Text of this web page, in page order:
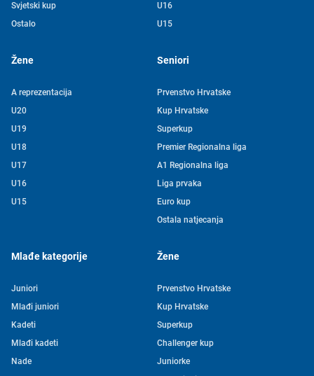
Svjetski kup
Ostalo
U16
U15
Žene
A reprezentacija
U20
U19
U18
U17
U16
U15
Seniori
Prvenstvo Hrvatske
Kup Hrvatske
Superkup
Premier Regionalna liga
A1 Regionalna liga
Liga prvaka
Euro kup
Ostala natjecanja
Mlađe kategorije
Juniori
Mlađi juniori
Kadeti
Mlađi kadeti
Nade
Žene
Prvenstvo Hrvatske
Kup Hrvatske
Superkup
Challenger kup
Juniorke